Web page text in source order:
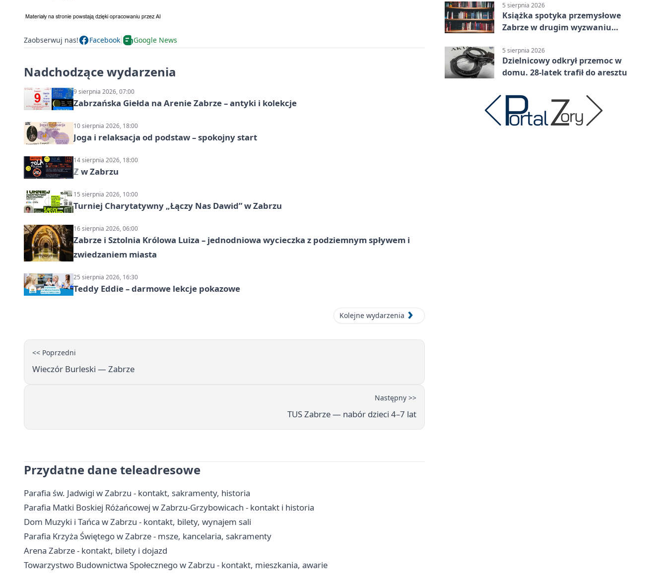
Zaobserwuj nas! Facebook Google News
Nadchodzące wydarzenia
9 sierpnia 2026, 07:00
Zabrzańska Giełda na Arenie Zabrze – antyki i kolekcje
10 sierpnia 2026, 18:00
Joga i relaksacja od podstaw – spokojny start
14 sierpnia 2026, 18:00
ℤ w Zabrzu
15 sierpnia 2026, 10:00
Turniej Charytatywny „Łączy Nas Dawid” w Zabrzu
16 sierpnia 2026, 06:00
Zabrze i Sztolnia Królowa Luiza – jednodniowa wycieczka z podziemnym spływem i
zwiedzaniem miasta
25 sierpnia 2026, 16:30
Teddy Eddie – darmowe lekcje pokazowe
Kolejne wydarzenia
<< Poprzedni
Wieczór Burleski — Zabrze
Następny >>
TUS Zabrze — nabór dzieci 4–7 lat
Przydatne dane teleadresowe
Parafia św. Jadwigi w Zabrzu - kontakt, sakramenty, historia
Parafia Matki Boskiej Różańcowej w Zabrzu-Grzybowicach - kontakt i historia
Dom Muzyki i Tańca w Zabrzu - kontakt, bilety, wynajem sali
Parafia Krzyża Świętego w Zabrze - msze, kancelaria, sakramenty
Arena Zabrze - kontakt, bilety i dojazd
Towarzystwo Budownictwa Społecznego w Zabrzu - kontakt, mieszkania, awarie
5 sierpnia 2026
Książka spotyka przemysłowe
Zabrze w drugim wyzwaniu
5 sierpnia 2026
Dzielnicowy odkrył przemoc w
domu. 28-latek trafił do aresztu